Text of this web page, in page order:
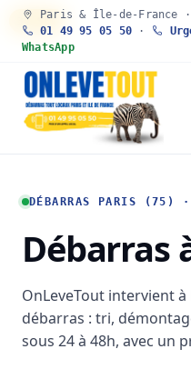
Paris & Île-de-France ·
01 49 95 05 50 ·
WhatsApp
DÉBARRAS PARIS (75)
Débarras
OnLeveTout intervient
débarras : tri,
sous 24 à 48h, avec un
30 SEC